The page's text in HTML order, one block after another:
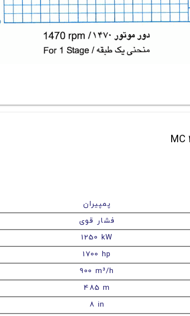
پمپیران
فشار قوی
1250 kW
1700 hp
900 m³/h
485 m
8 in